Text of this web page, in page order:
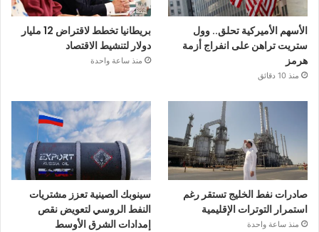
الأسهم الأميركية تحلق.. وول
ستريت تراهن على انفراج أزمة
هرمز
منذ 10 دقائق
بريطانيا تخطط لاقتراض 12 مليار
دولار لتنشيط الاقتصاد
منذ ساعة واحدة
صادرات نفط الخليج تستقر رغم
استمرار التوترات الإقليمية
منذ ساعة واحدة
سينوبك الصينية تعزز مشتريات
النفط الروسي لتعويض نقص
إمدادات الشرق الأوسط